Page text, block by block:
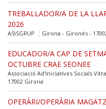
TREBALLADOR/A DE LA
2026
ASISGRUP Girona - Gironès -
EDUCADOR/A CAP DE
OCTUBRE CRAE SEONEE
Associació Ad'Iniciatives Socials
17002 Girona
OPERÀRI/OPERÀRIA